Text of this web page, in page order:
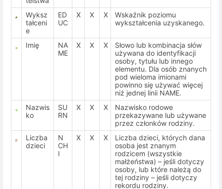
Wyksz
tałceni
e
ED
UC
X X X
Wskaźnik poziomu
wykształcenia uzyskanego.
Imię
NA
ME
X X X
Słowo lub kombinacja słów
używana do identyfikacji
osoby, tytułu lub innego
elementu. Dla osób znanych
pod wieloma imionami
powinno się używać więcej
niż jednej linii NAME.
Nazwis
ko
SU
RN
X X X
Nazwisko rodowe
przekazywane lub używane
przez członków rodziny.
Liczba
dzieci
N
CH
I
X X X
Liczba dzieci, których dana
osoba jest znanym
rodzicem (wszystkie
małżeństwa) – jeśli dotyczy
osoby, lub które należą do
tej rodziny – jeśli dotyczy
rekordu rodziny.